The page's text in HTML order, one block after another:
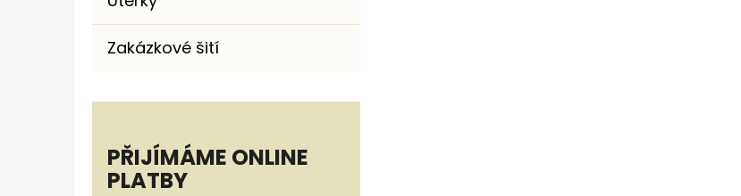
Zakázkové šití
PŘIJÍMÁME ONLINE
PLATBY